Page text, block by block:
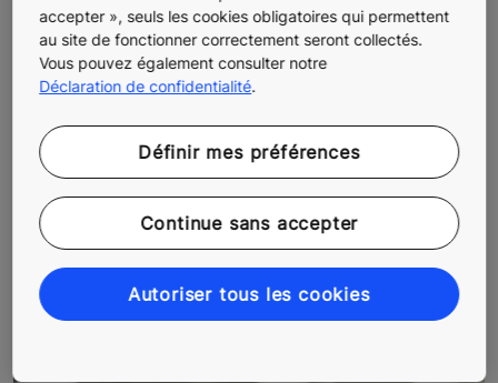
Vous souhaitez travailler chez KONE ?
Découvrez nos opportunités de
accepter », seuls les cookies obligatoires qui permettent
au site de fonctionner correctement seront collectés.
Vous pouvez également consulter notre
Déclaration de confidentialité.
Définir mes préférences
Continue sans accepter
Autoriser tous les cookies